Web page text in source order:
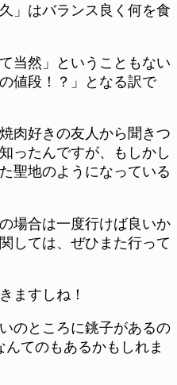
」はバランス良く何を食
当然」ということもない
値段！？」となる訳で
肉好きの友人から聞きつ
ったんですが、もしかし
聖地のようになっている
場合は一度行けば良いか
しては、ぜひまた行って
ますしね！
のところに銚子があるの
てのもあるかもしれま